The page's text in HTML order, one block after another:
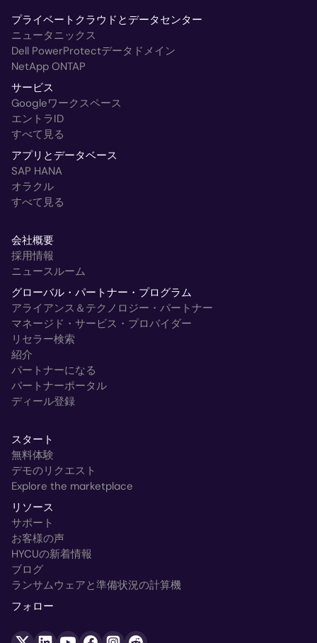
プライベートクラウドとデータセンター
ニュータニックス
Dell PowerProtectデータドメイン
NetApp ONTAP
サービス
Googleワークスペース
エントラID
すべて見る
アプリとデータベース
SAP HANA
オラクル
すべて見る
会社概要
採用情報
ニュースルーム
グローバル・パートナー・プログラム
アライアンス＆テクノロジー・パートナー
マネージド・サービス・プロバイダー
リセラー検索
紹介
パートナーになる
パートナーポータル
ディール登録
スタート
無料体験
デモのリクエスト
Explore the marketplace
リソース
サポート
お客様の声
HYCUの新着情報
ブログ
ランサムウェアと準備状況の計算機
フォロー